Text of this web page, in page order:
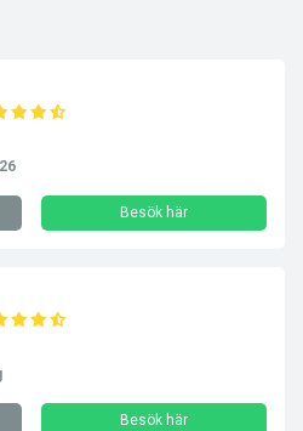
Besök här
Besök här